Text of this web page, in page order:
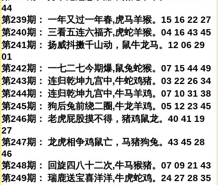
44
第239期： 一年又过一年春,虎马羊猴。15 16 22 27
第240期： 三看五连六福齐,虎蛇羊猴。04 16 43 45
第241期： 扬威抖擞千山动，鼠牛龙马。12 06 29
01
第242期： 一七二七今期爆,鼠兔蛇猴。07 15 44 49
第243期： 连归乾坤九宫中,牛蛇鸡猪。03 22 26 34
第244期： 连归乾坤九宫中,牛马羊鸡。07 10 31 38
第245期： 狗后兔前绕二圈,牛龙羊鸡。05 12 23 45
第246期： 老虎屁股摸不得，猪鸡鼠龙。40 41 19
27
第247期： 龙虎相争鸡鼠亡，马猪狗兔。43 45 28
46
第248期： 回旋四八十二次,牛马猴猪。07 09 21 43
第249期： 瑞鹿送宝喜洋洋,牛虎蛇鸡。24 27 28 35